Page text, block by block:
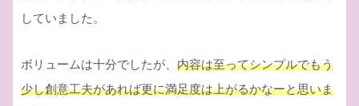
していました。
ボリュームは十分でしたが、 内容は至ってシンプルでもう
少し創意工夫があれば更に満足度は上がるかなーと思いま